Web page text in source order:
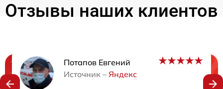
Отзывы наших клиентов
Потапов Евгений
Источник – Яндекс
Нужна консультация?